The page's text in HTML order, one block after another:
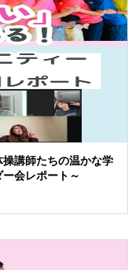
操講師たちの温かな学
会レポート～